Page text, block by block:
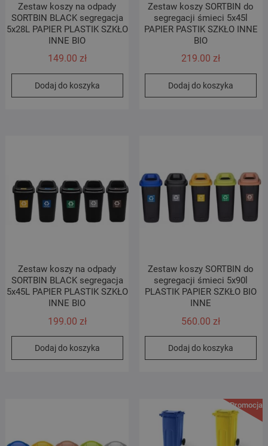
Zestaw koszy na odpady
SORTBIN BLACK segregacja
5x28L PAPIER PLASTIK SZKŁO
INNE BIO
149.00 zł
Dodaj do koszyka
Zestaw koszy SORTBIN do
segregacji śmieci 5x45l
PAPIER PASTIK SZKŁO INNE
BIO
219.00zł
Dodaj do koszyka
Zestaw koszy na odpady
SORTBIN BLACK segregacja
5x45L PAPIER PLASTIK SZKŁO
INNE BIO
199.00 zł
Dodaj do koszyka
Zestaw koszy SORTBIN do
segregacji śmieci 5x90l
PLASTIK PAPIER SZKŁO BIO
INNE
560.00zł
Dodaj do koszyka
Promocja!